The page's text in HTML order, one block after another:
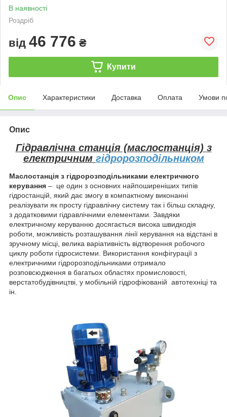
В наявності
Роздріб
від 46 776 ₴
Купити
Опис Характеристики Доставка Оплата Умови
Опис
Гідравлічна станція (маслостанція) з
електричним гідророзподільником
Маслостанція з гідророзподільниками електричного
керування – це один з основних найпоширеніших типів
гідростанцій, який дає змогу в компактному виконанні
реалізувати як просту гідравлічну систему так і більш складну,
з додатковими гідравлічними елементами. Завдяки
електричному керуванню досягається висока швидкодія
роботи, можливість розташування лінії керування на відстані в
зручному місці, велика варіативність відтворення робочого
циклу роботи гідросистеми. Використання конфігурації з
електричними гідророзподільниками отримало
розповсюдження в багатьох областях промисловості,
верстатобудівництві, у мобільній гідрофікованій автотехніці та
ін.